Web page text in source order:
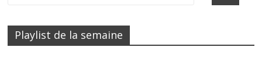
Playlist de la semaine